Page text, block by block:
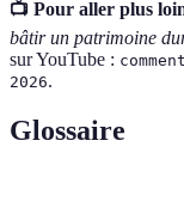
📺 Pour aller plus
bâtir un patrimoine
sur YouTube :
2026.
Glossaire